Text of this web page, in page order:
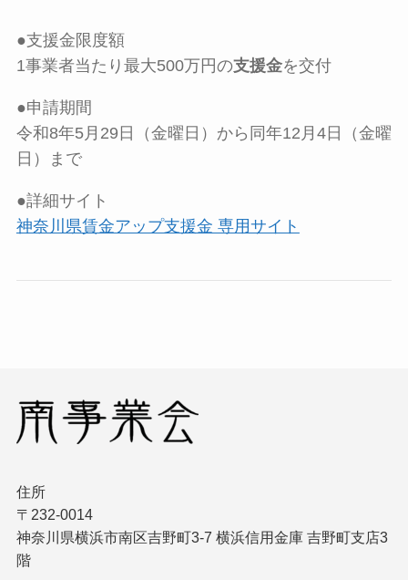
●支援金限度額
1事業者当たり最大500万円の支援金を交付
●申請期間
令和8年5月29日（金曜日）から同年12月4日（金曜
日）まで
●詳細サイト
神奈川県賃金アップ支援金 専用サイト
住所
〒232-0014
神奈川県横浜市南区吉野町3-7 横浜信用金庫 吉野町支店3
階